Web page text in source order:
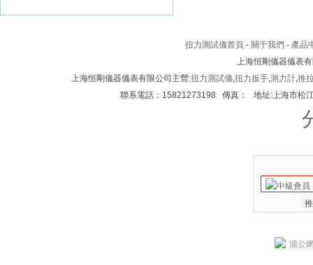
扭力測試儀首頁 - 關于我們 - 產品
上海恒剛儀器儀表
上海恒剛儀器儀表有限公司主營:扭力測試儀,扭力扳手,測力計,推
聯系電話：15821273198 傳真： 地址:上海市松
滬公